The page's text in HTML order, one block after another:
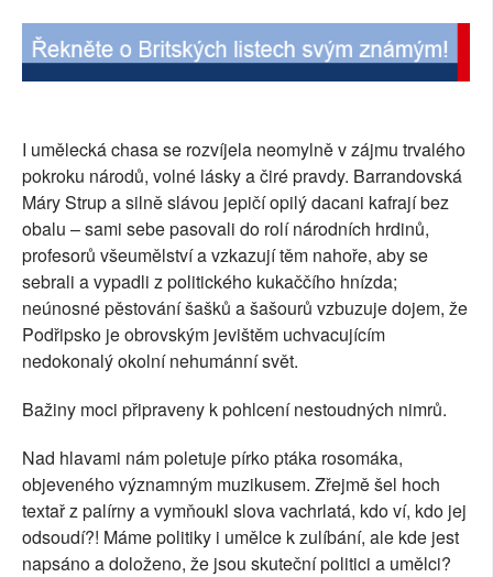
I umělecká chasa se rozvíjela neomylně v zájmu trvalého
pokroku národů, volné lásky a čiré pravdy. Barrandovská
Máry Strup a silně slávou jepičí opilý dacani kafrají bez
obalu – sami sebe pasovali do rolí národních hrdinů,
profesorů všeumělství a vzkazují těm nahoře, aby se
sebrali a vypadli z politického kukaččího hnízda;
neúnosné pěstování šašků a šašourů vzbuzuje dojem, že
Podřipsko je obrovským jevištěm uchvacujícím
nedokonalý okolní nehumánní svět.
Bažiny moci připraveny k pohlcení nestoudných nimrů.
Nad hlavami nám poletuje pírko ptáka rosomáka,
objeveného významným muzikusem. Zřejmě šel hoch
textař z palírny a vymňoukl slova vachrlatá, kdo ví, kdo jej
odsoudí?! Máme politiky i umělce k zulíbání, ale kde jest
napsáno a doloženo, že jsou skuteční politici a umělci?